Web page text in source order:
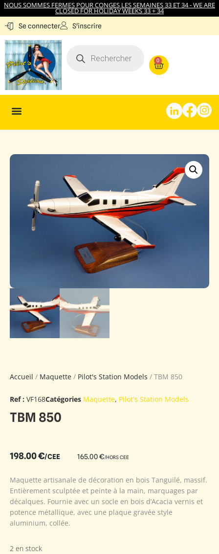
NOUS SOMMES FERMES POUR CONGES LES SEMAINES 33 ET 34 - WE ARE
CLOSED FOR HOLIDAY WEEKS 33 + 34
Se connecter S'inscrire
0
Accueil / Maquette / Pilot's Station Models / TBM 850
Ref : VF168Catégories Maquette, Pilot's Station Models
TBM 850
198.00€/CEE 165.00€/HORS CEE
Maquette artisanale de décoration en bois Tanguilé, massif.
Entièrement sculptée et peinte à la main, marquages par
décalques. Fournie avec un socle en bois d’Acacia vernis et
potence métallique, avec une plaque gravée style
aluminium, collée.
2 en stock